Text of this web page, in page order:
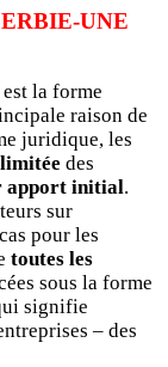
UNE
la forme
raison de
juridique, les
des
apport initial.
sur
pour les
toutes les
sous la forme
signifie
– des